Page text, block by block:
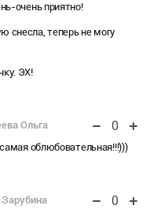
очень приятно!
снесла, теперь не могу
ЭХ!
Ольга 0
облюбовательная!!!)))
Зарубина 0